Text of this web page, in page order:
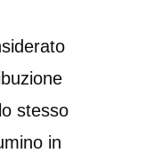
stesso
in